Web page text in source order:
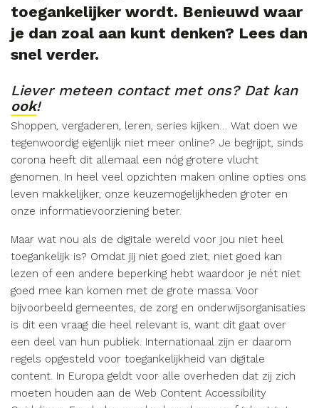
toegankelijker wordt. Benieuwd waar
je dan zoal aan kunt denken? Lees dan
snel verder.
Liever meteen contact met ons? Dat kan
ook!
Shoppen, vergaderen, leren, series kijken… Wat doen we
tegenwoordig eigenlijk niet meer online? Je begrijpt, sinds
corona heeft dit allemaal een nóg grotere vlucht
genomen. In heel veel opzichten maken online opties ons
leven makkelijker, onze keuzemogelijkheden groter en
onze informatievoorziening beter.
Maar wat nou als de digitale wereld voor jou niet heel
toegankelijk is? Omdat jij niet goed ziet, niet goed kan
lezen of een andere beperking hebt waardoor je nét niet
goed mee kan komen met de grote massa. Voor
bijvoorbeeld gemeentes, de zorg en onderwijsorganisaties
is dit een vraag die heel relevant is, want dit gaat over
een deel van hun publiek. Internationaal zijn er daarom
regels opgesteld voor toegankelijkheid van digitale
content. In Europa geldt voor alle overheden dat zij zich
moeten houden aan de Web Content Accessibility